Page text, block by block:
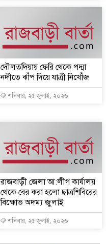
দৌলতদিয়ায় ফেরি থেকে পদ্মা
নদীতে ঝাঁপ দিয়ে যাত্রী নিখোঁজ
শনিবার, ২৫ জুলাই, ২০২৬
রাজবাড়ী জেলা আ:লীগ কার্যালয়
থেকে বের করা হলো ছাত্রশিবিরের
বিক্ষোভ অদম্য জুলাই
শনিবার, ২৫ জুলাই, ২০২৬